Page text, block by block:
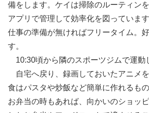
備をします。ケイは掃除のルーティン
アプリで管理して効率化を図っていま
仕事の準備が無ければフリータイム。
す。
10:30頃から隣のスポーツジムで運動
自宅へ戻り、録画しておいたアニメ
食はパスタや炒飯など簡単に作れるも
お弁当の時もあれば、向かいのショッ